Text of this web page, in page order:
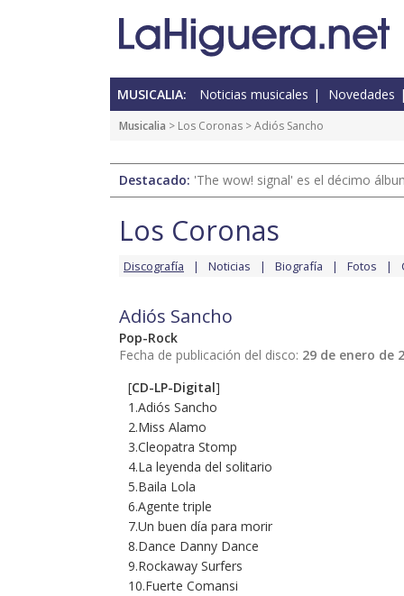
MUSICALIA: Noticias musicales Novedades
Musicalia > Los Coronas > Adiós Sancho
Destacado: 'The wow! signal' es el décimo
Los Coronas
Discografía Noticias Biografía Fotos
Adiós Sancho
Pop-Rock
Fecha de publicación del disco: 29 de enero de
[CD-LP-Digital]
1.Adiós Sancho
2.Miss Alamo
3.Cleopatra Stomp
4.La leyenda del solitario
5.Baila Lola
6.Agente triple
7.Un buen día para morir
8.Dance Danny Dance
9.Rockaway Surfers
10.Fuerte Comansi